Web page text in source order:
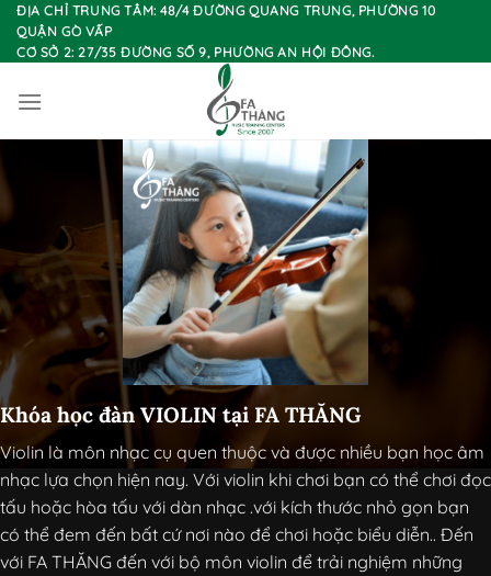
Chuyển
đến
nội
dung
ĐỊA CHỈ TRUNG TÂM: 48/4 ĐƯỜNG QUANG TRUNG, PHƯỜNG 10
QUẬN GÒ VẤP
CƠ SỞ 2: 27/35 ĐƯỜNG SỐ 9, PHƯỜNG AN HỘI ĐÔNG.
Khóa học đàn VIOLIN tại FA THĂNG
Violin là môn nhạc cụ quen thuộc và được nhiều bạn học âm
nhạc lựa chọn hiện nay. Với violin khi chơi bạn có thể chơi đọc
tấu hoặc hòa tấu với dàn nhạc .với kích thước nhỏ gọn bạn
có thể đem đến bất cứ nơi nào để chơi hoặc biểu diễn.. Đến
với FA THĂNG đến với bộ môn violin để trải nghiệm những